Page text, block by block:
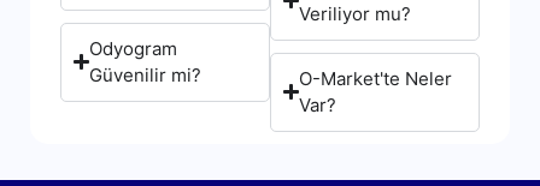
Odyogram
Güvenilir mi?
Veriliyor mu?
O-Market'te Neler
Var?